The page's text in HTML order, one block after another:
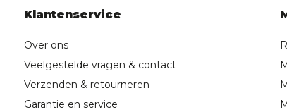
Klantenservice
Over ons
Veelgestelde vragen & contact
Verzenden & retourneren
Garantie en service